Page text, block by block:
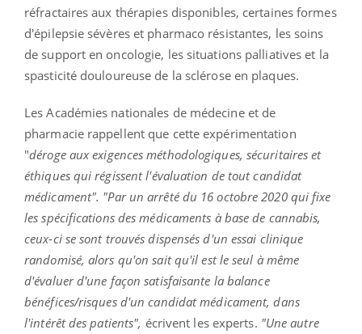
réfractaires aux thérapies disponibles, certaines formes
d'épilepsie sévères et pharmaco résistantes, les soins
de support en oncologie, les situations palliatives et la
spasticité douloureuse de la sclérose en plaques.
Les Académies nationales de médecine et de
pharmacie rappellent que cette expérimentation
"déroge aux exigences méthodologiques, sécuritaires et
éthiques qui régissent l'évaluation de tout candidat
médicament". "Par un arrêté du 16 octobre 2020 qui fixe
les spécifications des médicaments à base de cannabis,
ceux-ci se sont trouvés dispensés d'un essai clinique
randomisé, alors qu'on sait qu'il est le seul à même
d'évaluer d'une façon satisfaisante la balance
bénéfices/risques d'un candidat médicament, dans
l'intérêt des patients", écrivent les experts. "Une autre